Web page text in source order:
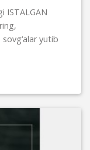
ISTALGAN
yutib